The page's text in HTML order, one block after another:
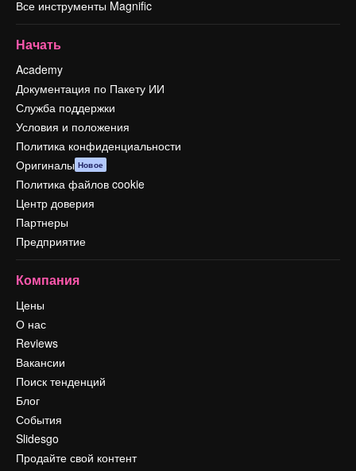
Все инструменты Magnific
Начать
Academy
Документация по Пакету ИИ
Служба поддержки
Условия и положения
Политика конфиденциальности
Оригиналы Новое
Политика файлов cookie
Центр доверия
Партнеры
Предприятие
Компания
Цены
О нас
Reviews
Вакансии
Поиск тенденций
Блог
События
Slidesgo
Продайте свой контент